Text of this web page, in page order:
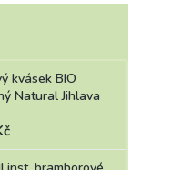
kvásek BIO
Natural Jihlava